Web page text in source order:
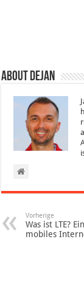
About Dejan
Vorherige
Was ist LTE?
mobiles